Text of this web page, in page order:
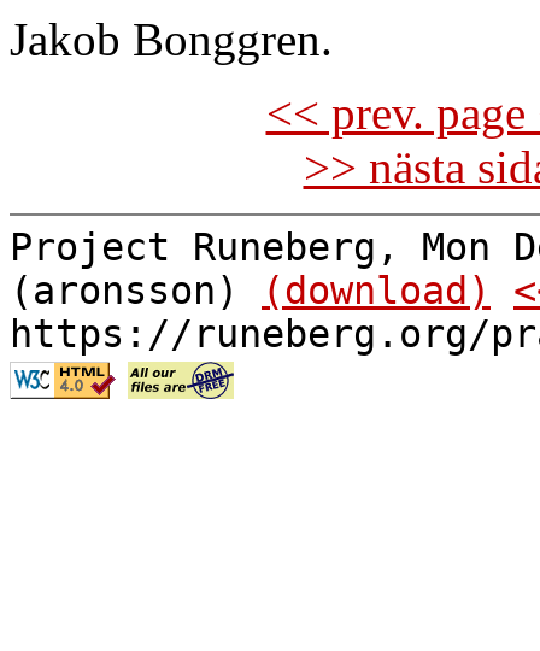
Jakob Bonggren.
<< prev.
>> nästa
Project Runeberg, Mon
(aronsson)
(download)
https://runeberg.org/